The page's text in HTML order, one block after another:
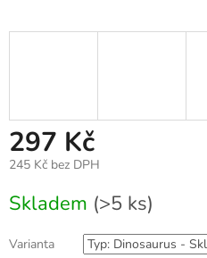
297 Kč
245 Kč bez DPH
cena:
Skladem (>5 ks)
Varianta